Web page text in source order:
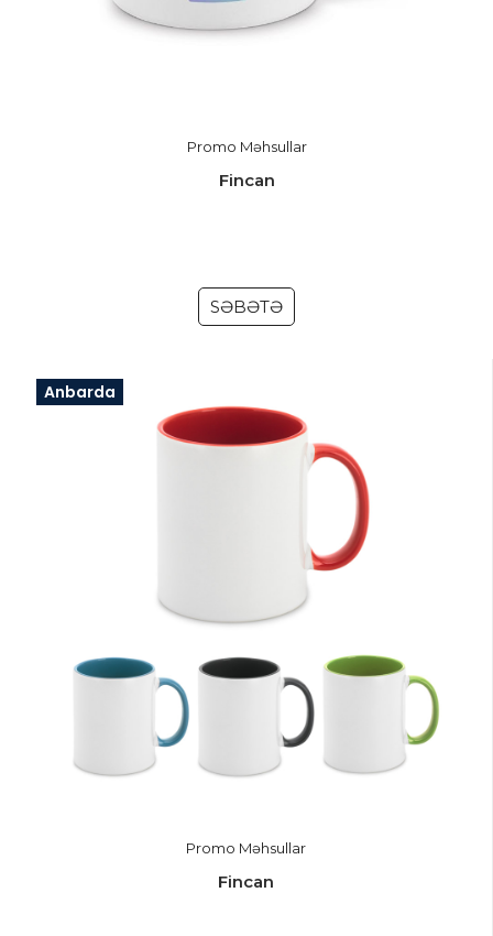
Promo Məhsullar
Fincan
SƏBƏTƏ
Anbarda
Promo Məhsullar
Fincan